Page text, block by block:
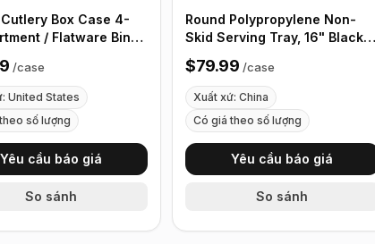
Box Case 4-
/ Flatware Bin
- 5 Pieces
/case
United States
số lượng
Yêu cầu báo giá
So sánh
Round Polypropylene Non-
Skid Serving Tray, 16" Black -
Case of 12
$79.99 /case
Xuất xứ: China
Có giá theo số lượng
Yêu cầu báo giá
So sánh